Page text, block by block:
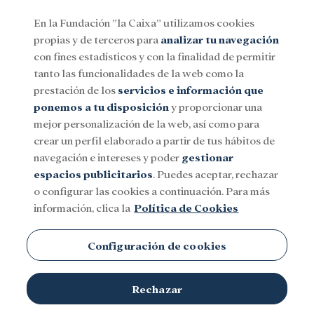
Menu
SocialInvestigación y becasCultura
En la Fundación ”la Caixa” utilizamos cookies
propias y de terceros para analizar tu navegación
con fines estadísticos y con la finalidad de permitir
tanto las funcionalidades de la web como la
prestación de los servicios e información que
ponemos a tu disposición y proporcionar una
mejor personalización de la web, así como para
crear un perfil elaborado a partir de tus hábitos de
navegación e intereses y poder gestionar
espacios publicitarios. Puedes aceptar, rechazar
o configurar las cookies a continuación. Para más
información, clica la Política de Cookies
Configuración de cookies
Rechazar